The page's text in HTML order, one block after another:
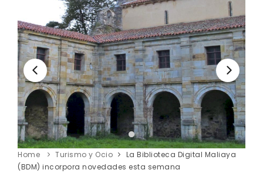
Home Turismo y Ocio
La Biblioteca Digital Maliaya
(BDM) incorpora novedades esta semana